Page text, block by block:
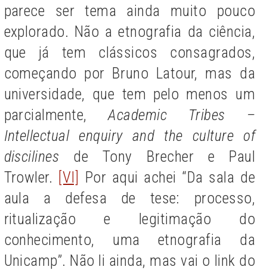
parece ser tema ainda muito pouco
explorado. Não a etnografia da ciência,
que já tem clássicos consagrados,
começando por Bruno Latour, mas da
universidade, que tem pelo menos um
parcialmente,Academic Tribes –
Intellectual enquiry and the culture of
discilines de Tony Brecher e Paul
Trowler. [VI] Por aqui achei “Da sala de
aula a defesa de tese: processo,
ritualização e legitimação do
conhecimento, uma etnografia da
Unicamp”. Não li ainda, mas vai o link do